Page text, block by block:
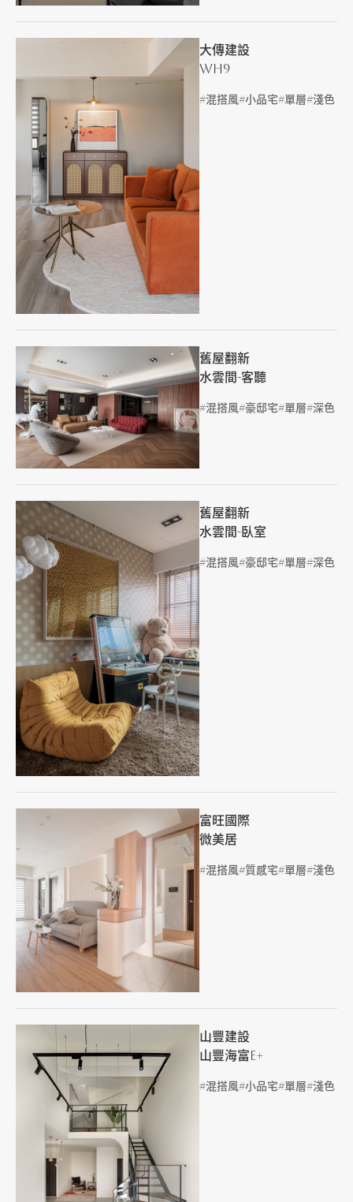
大傳建設
WH9
標籤
混搭風 小品宅 單層 淺色
舊屋翻新
水雲間-客聽
標籤
混搭風 豪邸宅 單層 深色
舊屋翻新
水雲間-臥室
標籤
混搭風 豪邸宅 單層 深色
富旺國際
微美居
標籤
混搭風 質感宅 單層 淺色
山豐建設
山豐海富E+
標籤
混搭風 小品宅 單層 淺色